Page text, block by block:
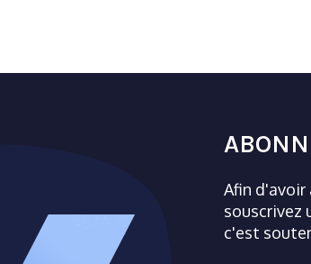
Afin
souscrivez
c'est